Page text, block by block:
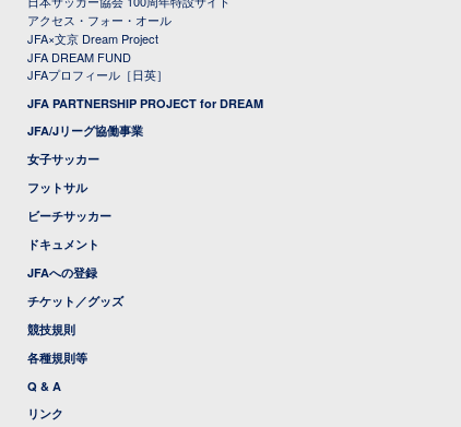
アクセス・フォー・オール
JFA×文京 Dream Project
JFA DREAM FUND
JFAプロフィール［日英］
JFA PARTNERSHIP PROJECT for DREAM
JFA/Jリーグ協働事業
女子サッカー
フットサル
ビーチサッカー
ドキュメント
JFAへの登録
チケット／グッズ
競技規則
各種規則等
Q & A
リンク